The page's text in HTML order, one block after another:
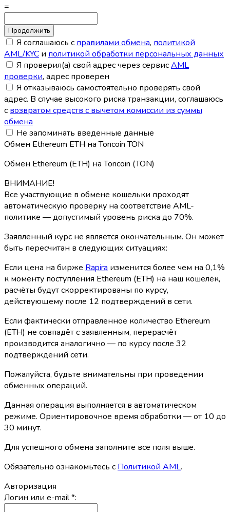
=
Я соглашаюсь с правилами обмена, политикой
AML/KYC и политикой обработки персональных данных
Я проверил(а) свой адрес через сервисAML
проверки, адрес проверен
Я отказываюсь самостоятельно проверять свой
адрес. В случае высокого риска транзакции, соглашаюсь
с возвратом средств с вычетом комиссии из суммы
обмена
Не запоминать введенные данные
Обмен Ethereum ETH на Toncoin TON
Обмен Ethereum (ETH) на Toncoin (TON)
ВНИМАНИЕ!
Все участвующие в обмене кошельки проходят
автоматическую проверку на соответствие AML-
политике — допустимый уровень риска до 70%.
Заявленный курс не является окончательным. Он может
быть пересчитан в следующих ситуациях:
Если цена на бирже Rapira изменится более чем на 0,1%
к моменту поступления Ethereum (ETH) на наш кошелёк,
расчёты будут скорректированы по курсу,
действующему после 12 подтверждений в сети.
Если фактически отправленное количество Ethereum
(ETH) не совпадёт с заявленным, перерасчёт
производится аналогично — по курсу после 32
подтверждений сети.
Пожалуйста, будьте внимательны при проведении
обменных операций.
Данная операция выполняется в автоматическом
режиме. Ориентировочное время обработки — от 10 до
30 минут.
Для успешного обмена заполните все поля выше.
Обязательно ознакомьтесь с Политикой AML.
Авторизация
Логин или e-mail*: